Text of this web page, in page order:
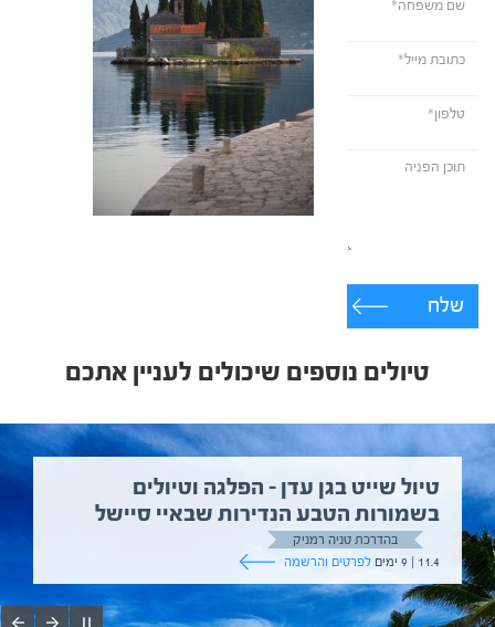
שלח
טיולים נוספים שיכולים לעניין אתכם
טיול שייט בגן עדן – הפלגה וטיולים
בשמורות הטבע הנדירות שבאיי סיישל
בהדרכת טניה רמניק
11.4 | 9 ימים
לפרטים והרשמה